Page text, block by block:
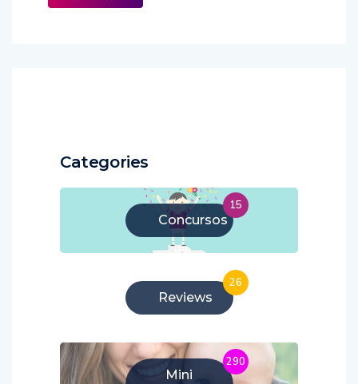
Categories
Concursos
15
Reviews
26
Mini
290